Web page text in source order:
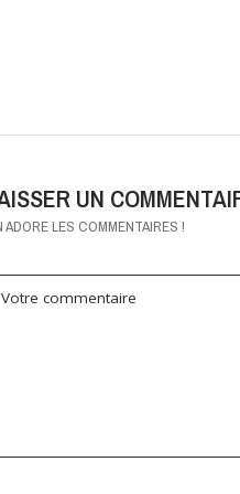
UN
ADORE LES COMMENTAIRES !
Votre commentaire